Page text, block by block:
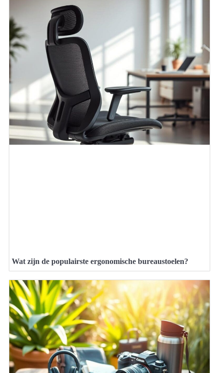
Wat zijn de populairste ergonomische bureaustoelen?